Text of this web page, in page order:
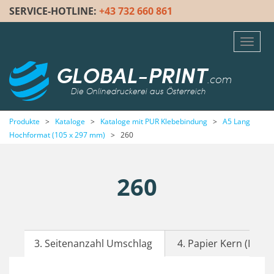
SERVICE-HOTLINE: +43 732 660 861
GLOBAL-PRINT.com
Die Onlinedruckerei aus Österreich
Produkte > Kataloge > Kataloge mit PUR Klebebindung > A5 Lang
Hochformat (105 x 297 mm) > 260
260
3. Seitenanzahl Umschlag 4. Papier Kern